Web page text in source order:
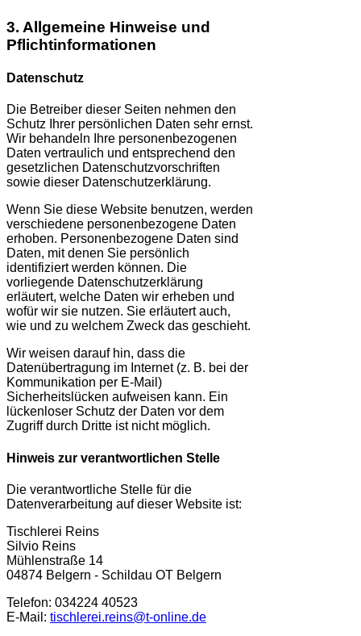
3. Allgemeine Hinweise und
Pflicht­informationen
Datenschutz
Die Betreiber dieser Seiten nehmen den
Schutz Ihrer persönlichen Daten sehr ernst.
Wir behandeln Ihre personenbezogenen
Daten vertraulich und entsprechend den
gesetzlichen Datenschutzvorschriften
sowie dieser Datenschutzerklärung.
Wenn Sie diese Website benutzen, werden
verschiedene personenbezogene Daten
erhoben. Personenbezogene Daten sind
Daten, mit denen Sie persönlich
identifiziert werden können. Die
vorliegende Datenschutzerklärung
erläutert, welche Daten wir erheben und
wofür wir sie nutzen. Sie erläutert auch,
wie und zu welchem Zweck das geschieht.
Wir weisen darauf hin, dass die
Datenübertragung im Internet (z. B. bei der
Kommunikation per E-Mail)
Sicherheitslücken aufweisen kann. Ein
lückenloser Schutz der Daten vor dem
Zugriff durch Dritte ist nicht möglich.
Hinweis zur verantwortlichen Stelle
Die verantwortliche Stelle für die
Datenverarbeitung auf dieser Website ist:
Tischlerei Reins
Silvio Reins
Mühlenstraße 14
04874 Belgern - Schildau OT Belgern
Telefon: 034224 40523
E-Mail: tischlerei.reins@t-online.de